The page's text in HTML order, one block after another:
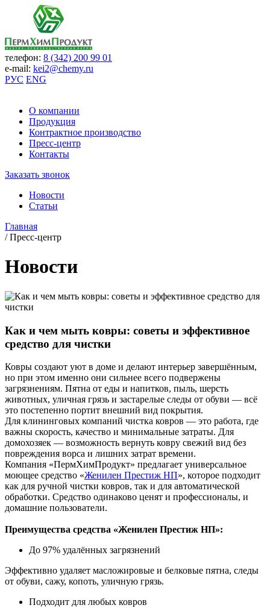
телефон: 8 (342) 200 99 01
e-mail: kei2@chemy.ru
РУС ENG
О компании
Продукция
Контрактное производство
Пресс-центр
Контакты
Заказать звонок
Новости
Статьи
Главная
/ Пресс-центр
Новости
Как и чем мыть ковры: советы и эффективное
средство для чистки
Ковры создают уют в доме и делают интерьер завершённым,
но при этом именно они сильнее всего подвержены
загрязнениям. Пятна от еды и напитков, пыль, шерсть
животных, уличная грязь и застарелые следы от обуви — всё
это постепенно портит внешний вид покрытия.
Для клининговых компаний чистка ковров — это работа, где
важны скорость, качество и минимальные затраты. Для
домохозяек — возможность вернуть ковру свежий вид без
повреждения ворса и лишних затрат времени.
Компания «ПермХимПродукт» предлагает универсальное
моющее средство «Женилен Престиж НП», которое подходит
как для ручной чистки ковров, так и для автоматической
обработки. Средство одинаково ценят и профессионалы, и
домашние пользователи.
Преимущества средства «Женилен Престиж НП»:
До 97% удалённых загрязнений
Эффективно удаляет масложировые и белковые пятна, следы
от обуви, сажу, копоть, уличную грязь.
Подходит для любых ковров